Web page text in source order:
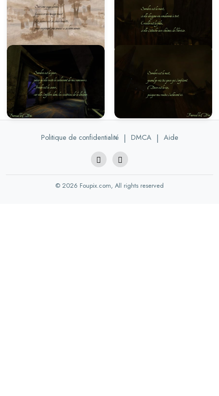
Politique de confidentialité | DMCA | Aide
© 2026 Foupix.com, All rights reserved